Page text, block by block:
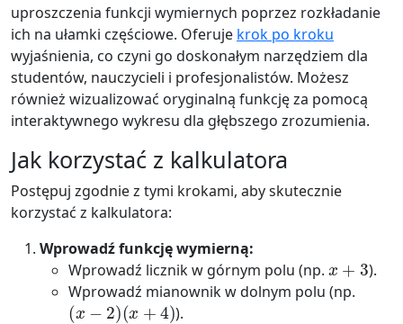
uproszczenia funkcji wymiernych poprzez rozkładanie
ich na ułamki częściowe. Oferuje krok po kroku
wyjaśnienia, co czyni go doskonałym narzędziem dla
studentów, nauczycieli i profesjonalistów. Możesz
również wizualizować oryginalną funkcję za pomocą
interaktywnego wykresu dla głębszego zrozumienia.
Jak korzystać z kalkulatora
Postępuj zgodnie z tymi krokami, aby skutecznie
korzystać z kalkulatora:
Wprowadź funkcję wymierną:
Wprowadź licznik w górnym polu (np.
).
Wprowadź mianownik w dolnym polu (np.
(x−2)(x+4 )
).